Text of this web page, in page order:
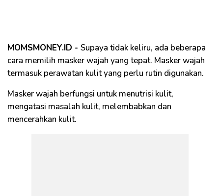
MOMSMONEY.ID - Supaya tidak keliru, ada beberapa
cara memilih masker wajah yang tepat. Masker wajah
termasuk perawatan kulit yang perlu rutin digunakan.
Masker wajah berfungsi untuk menutrisi kulit,
mengatasi masalah kulit, melembabkan dan
mencerahkan kulit.